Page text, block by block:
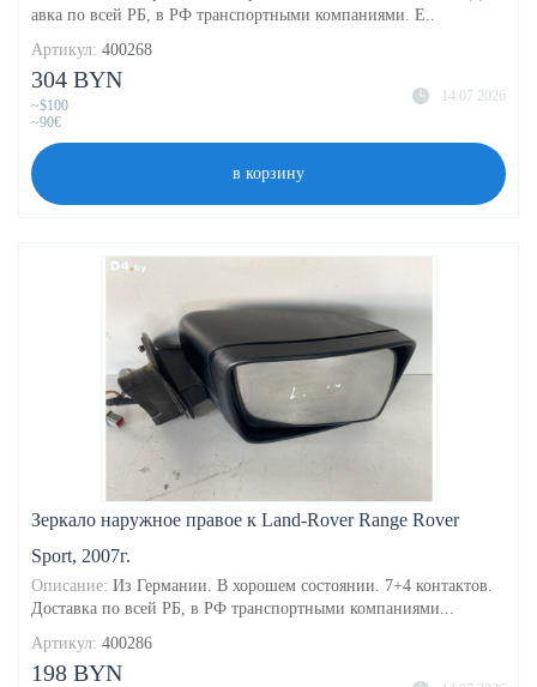
авка по всей РБ, в РФ транспортными компаниями. Е..
Артикул: 400268
14.07.2026
304 BYN
~$100
~90€
в корзину
Зеркало наружное правое к Land-Rover Range Rover
Sport, 2007г.
Описание: Из Германии. В хорошем состоянии. 7+4 контактов.
Доставка по всей РБ, в РФ транспортными компаниями...
Артикул: 400286
198 BYN